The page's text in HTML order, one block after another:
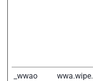
_wwao
wwa.wipe.